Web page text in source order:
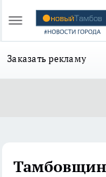
Заказать рекламу